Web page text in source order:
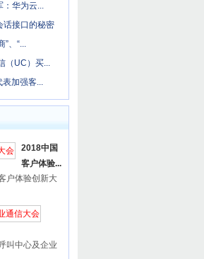
：华为云...
话接口的秘密
”、“...
（UC）买...
表加强客...
2018中国
客户体验...
户体验创新大
叫中心及企业